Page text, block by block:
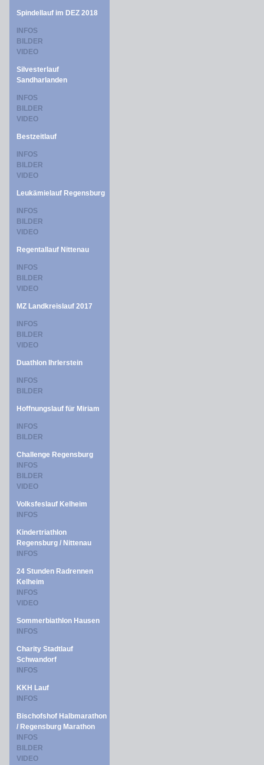
Spindellauf im DEZ 2018
INFOS
BILDER
VIDEO
Silvesterlauf
Sandharlanden
INFOS
BILDER
VIDEO
Bestzeitlauf
INFOS
BILDER
VIDEO
Leukämielauf Regensburg
INFOS
BILDER
VIDEO
Regentallauf Nittenau
INFOS
BILDER
VIDEO
MZ Landkreislauf 2017
INFOS
BILDER
VIDEO
Duathlon Ihrlerstein
INFOS
BILDER
Hoffnungslauf für Miriam
INFOS
BILDER
Challenge Regensburg
INFOS
BILDER
VIDEO
Volksfeslauf Kelheim
INFOS
Kindertriathlon
Regensburg / Nittenau
INFOS
24 Stunden Radrennen
Kelheim
INFOS
VIDEO
Sommerbiathlon Hausen
INFOS
Charity Stadtlauf
Schwandorf
INFOS
KKH Lauf
INFOS
Bischofshof Halbmarathon
/ Regensburg Marathon
INFOS
BILDER
VIDEO